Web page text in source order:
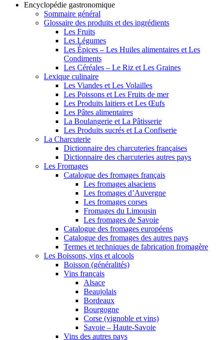
Encyclopédie gastronomique
Sommaire général
Glossaire des produits et des ingrédients
Les Fruits
Les Légumes
Les Épices – Les Huiles alimentaires et Les
Condiments
Les Céréales – Le Riz et Les Graines
Lexique culinaire
Les Viandes et Les Volailles
Les Poissons et Les Fruits de mer
Les Produits laitiers et Les Œufs
Les Pâtes alimentaires
La Boulangerie et La Pâtisserie
Les Produits sucrés et La Confiserie
La Charcuterie
Dictionnaire des charcuteries françaises
Dictionnaire des charcuteries autres pays
Les Fromages
Catalogue des fromages français
Les fromages alsaciens
Les fromages d’Auvergne
Les fromages corses
Fromages du Limousin
Les fromages de Savoie
Catalogue des fromages européens
Catalogue des fromages des autres pays
Termes et techniques de fabrication fromagère
Les Boissons, vins et alcools
Boisson (généralités)
Vins français
Alsace
Beaujolais
Bordeaux
Bourgogne
Corse (vignoble et vins)
Savoie – Haute-Savoie
Vins des autres pays